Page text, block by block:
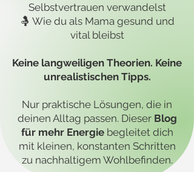
Selbstvertrauen verwandelst
🤱 Wie du als Mama gesund und
vital bleibst
Keine langweiligen Theorien. Keine
unrealistischen Tipps.
Nur praktische Lösungen, die in
deinen Alltag passen. Dieser Blog
für mehr Energiebegleitet dich
mit kleinen, konstanten Schritten
zu nachhaltigem Wohlbefinden.